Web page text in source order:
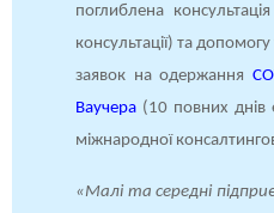
поглиблена
консультації) та
заявок на одержання
Ваучера (10 повних днів
міжнародної
«Малі та середні